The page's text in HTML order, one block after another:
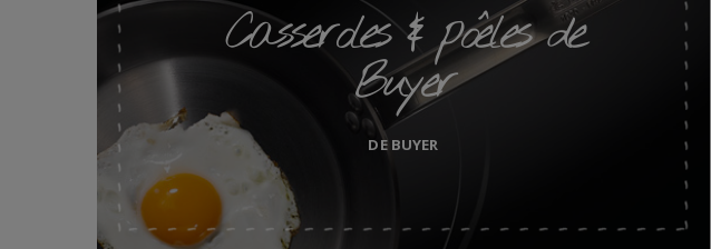
Casseroles & poêles de
Buyer
DE BUYER